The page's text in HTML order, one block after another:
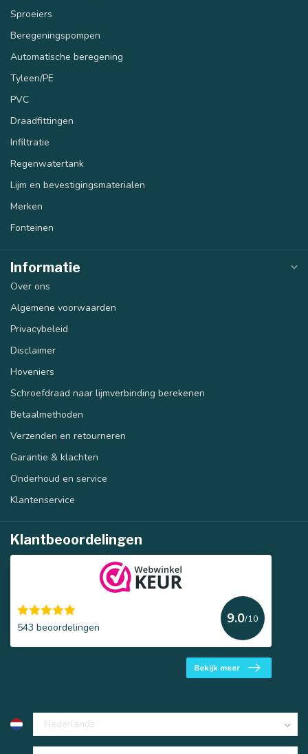
Sproeiers
Beregeningspompen
Automatische beregening
Tyleen/PE
PVC
Draadfittingen
Infiltratie
Regenwatertank
Lijm en bevestigingsmaterialen
Merken
Fonteinen
Informatie
Over ons
Algemene voorwaarden
Privacybeleid
Disclaimer
Hoveniers
Schroefdraad naar lijmverbinding berekenen
Betaalmethoden
Verzenden en retourneren
Garantie & klachten
Onderhoud en service
Klantenservice
Klantbeoordelingen
543 beoordelingen
9.0/10
Bekijk meer